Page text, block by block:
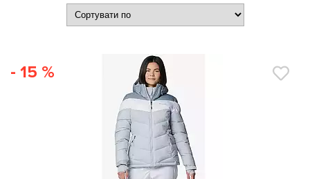
- 15 %